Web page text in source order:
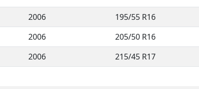
2006 195/55 R16
2006 205/50 R16
2006 215/45 R17